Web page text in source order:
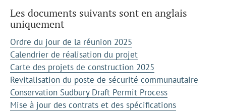
Les documents suivants sont en anglais
uniquement
Ordre du jour de la réunion 2025
Calendrier de réalisation du projet
Carte des projets de construction 2025
Revitalisation du poste de sécurité communautaire
Conservation Sudbury Draft Permit Process
Mise à jour des contrats et des spécifications